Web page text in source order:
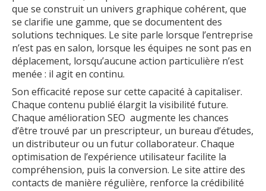
que se construit un univers graphique cohérent, que
se clarifie une gamme, que se documentent des
solutions techniques. Le site parle lorsque l’entreprise
n’est pas en salon, lorsque les équipes ne sont pas en
déplacement, lorsqu’aucune action particulière n’est
menée : il agit en continu.
Son efficacité repose sur cette capacité à capitaliser.
Chaque contenu publié élargit la visibilité future.
Chaque amélioration SEO augmente les chances
d’être trouvé par un prescripteur, un bureau d’études,
un distributeur ou un futur collaborateur. Chaque
optimisation de l’expérience utilisateur facilite la
compréhension, puis la conversion. Le site attire des
contacts de manière régulière, renforce la crédibilité